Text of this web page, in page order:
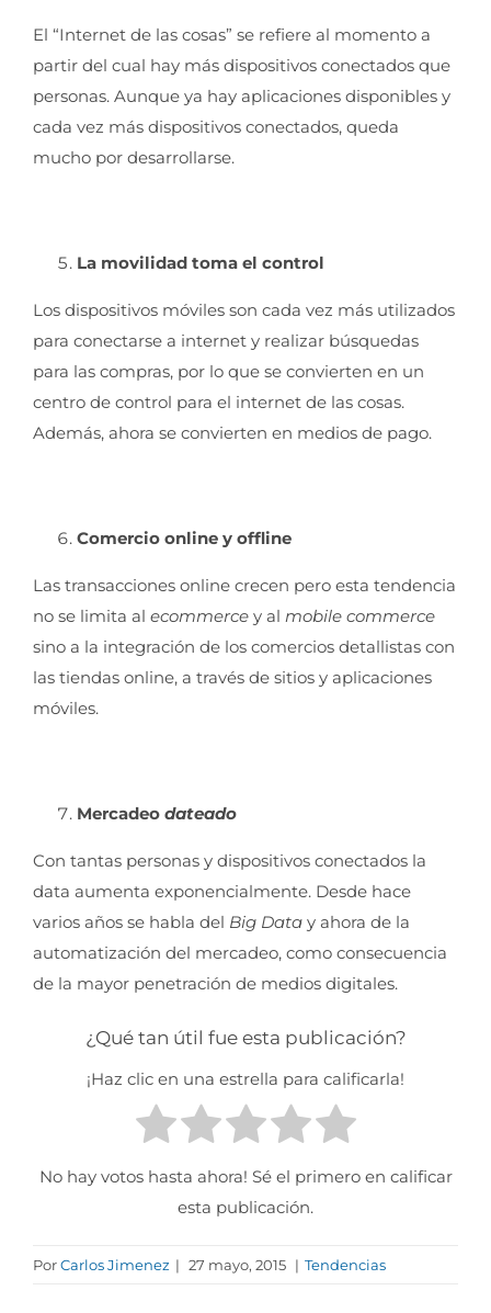
El “Internet de las cosas” se refiere al momento a
partir del cual hay más dispositivos conectados que
personas. Aunque ya hay aplicaciones disponibles y
cada vez más dispositivos conectados, queda
mucho por desarrollarse.
La movilidad toma el control
Los dispositivos móviles son cada vez más utilizados
para conectarse a internet y realizar búsquedas
para las compras, por lo que se convierten en un
centro de control para el internet de las cosas.
Además, ahora se convierten en medios de pago.
Comercio online y offline
Las transacciones online crecen pero esta tendencia
no se limita al ecommerce y al mobile commerce
sino a la integración de los comercios detallistas con
las tiendas online, a través de sitios y aplicaciones
móviles.
Mercadeo dateado
Con tantas personas y dispositivos conectados la
data aumenta exponencialmente. Desde hace
varios años se habla del Big Data y ahora de la
automatización del mercadeo, como consecuencia
de la mayor penetración de medios digitales.
¿Qué tan útil fue esta publicación?
¡Haz clic en una estrella para calificarla!
No hay votos hasta ahora! Sé el primero en calificar
esta publicación.
PorCarlos Jimenez | 27 mayo, 2015 | Tendencias